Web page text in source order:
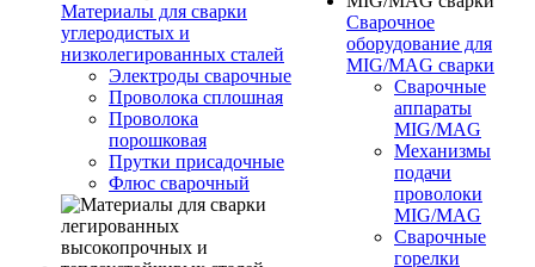
Материалы для сварки
углеродистых и
низколегированных сталей
Электроды сварочные
Проволока сплошная
Проволока
порошковая
Прутки присадочные
Флюс сварочный
Сварочное
оборудование для
MIG/MAG сварки
Сварочные
аппараты
MIG/MAG
Механизмы
подачи
проволоки
MIG/MAG
Сварочные
горелки